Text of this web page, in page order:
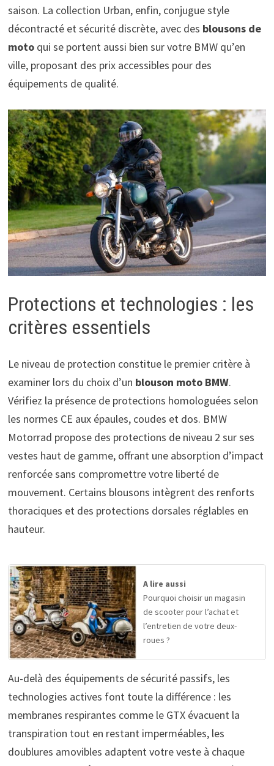
saison. La collection Urban, enfin, conjugue style
décontracté et sécurité discrète, avec des blousons de
motoqui se portent aussi bien sur votre BMW qu’en
ville, proposant des prix accessibles pour des
équipements de qualité.
Protections et technologies : les
critères essentiels
Le niveau de protection constitue le premier critère à
examiner lors du choix d’un blouson moto BMW.
Vérifiez la présence de protections homologuées selon
les normes CE aux épaules, coudes et dos. BMW
Motorrad propose des protections de niveau 2 sur ses
vestes haut de gamme, offrant une absorption d’impact
renforcée sans compromettre votre liberté de
mouvement. Certains blousons intègrent des renforts
thoraciques et des protections dorsales réglables en
hauteur.
A lire aussi
Pourquoi choisir un magasin
de scooter pour l’achat et
l’entretien de votre deux-
roues ?
Au-delà des équipements de sécurité passifs, les
technologies actives font toute la différence : les
membranes respirantes comme le GTX évacuent la
transpiration tout en restant imperméables, les
doublures amovibles adaptent votre veste à chaque